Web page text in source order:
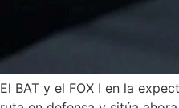
El BAT y el FOX I en la